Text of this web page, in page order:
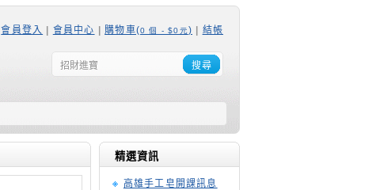
會員登入 會員中心 購物車(0 個 - $0元) 結帳
搜尋
精選資訊
高雄手工皂開課訊息